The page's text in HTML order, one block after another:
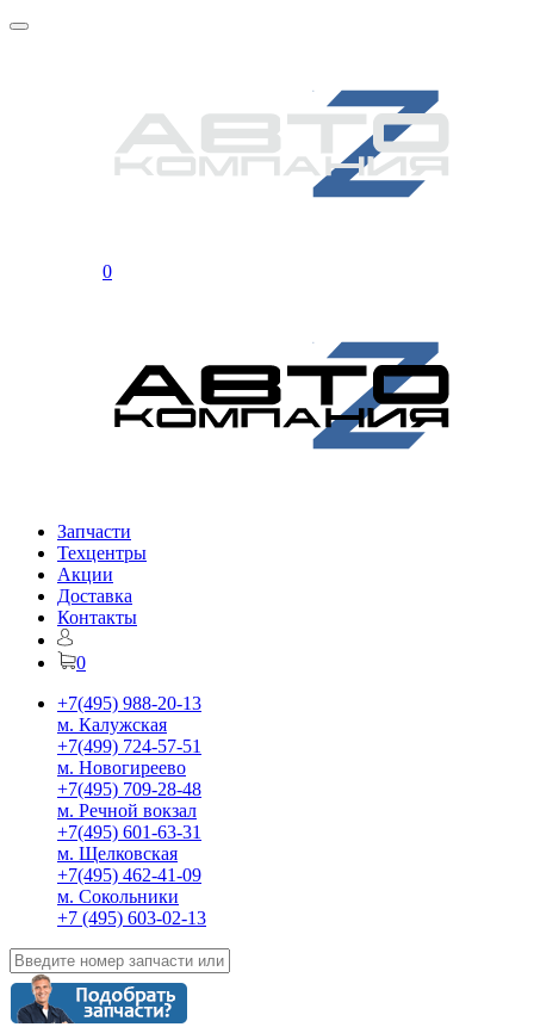
0
Запчасти
Техцентры
Акции
Доставка
Контакты
0
+7(495) 988-20-13
м. Калужская
+7(499) 724-57-51
м. Новогиреево
+7(495) 709-28-48
м. Речной вокзал
+7(495) 601-63-31
м. Щелковская
+7(495) 462-41-09
м. Сокольники
+7 (495) 603-02-13